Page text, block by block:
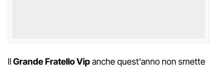
IlGrande Fratello Vipanche quest'anno non smette